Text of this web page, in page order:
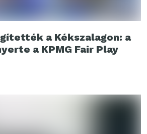
a Kékszalagon: a
a KPMG Fair Play